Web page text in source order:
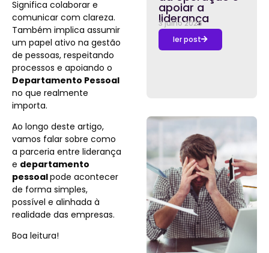
Significa colaborar e
comunicar com clareza.
Também implica assumir
um papel ativo na gestão
de pessoas, respeitando
processos e apoiando o
Departamento Pessoal
no que realmente
importa.
Ao longo deste artigo,
vamos falar sobre como
a parceria entre liderança
e departamento
pessoalpode acontecer
de forma simples,
possível e alinhada à
realidade das empresas.
Boa leitura!
apoiar a
liderança
3 julho 2026
ler post